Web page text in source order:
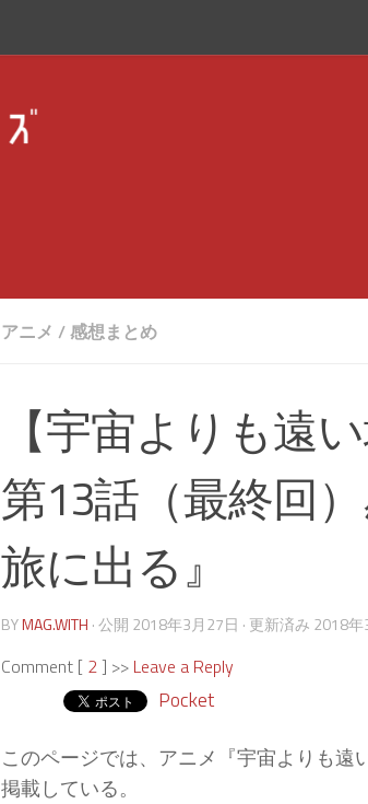
アニメ /感想まとめ
【宇宙よりも遠
第13話（最終回
旅に出る』
BYMAG.WITH · 公開 2018年3月27日 · 更新済み 2018年
Comment [ 2] >> Leave a Reply
Pocket
このページでは、アニメ『宇宙よりも
掲載している。